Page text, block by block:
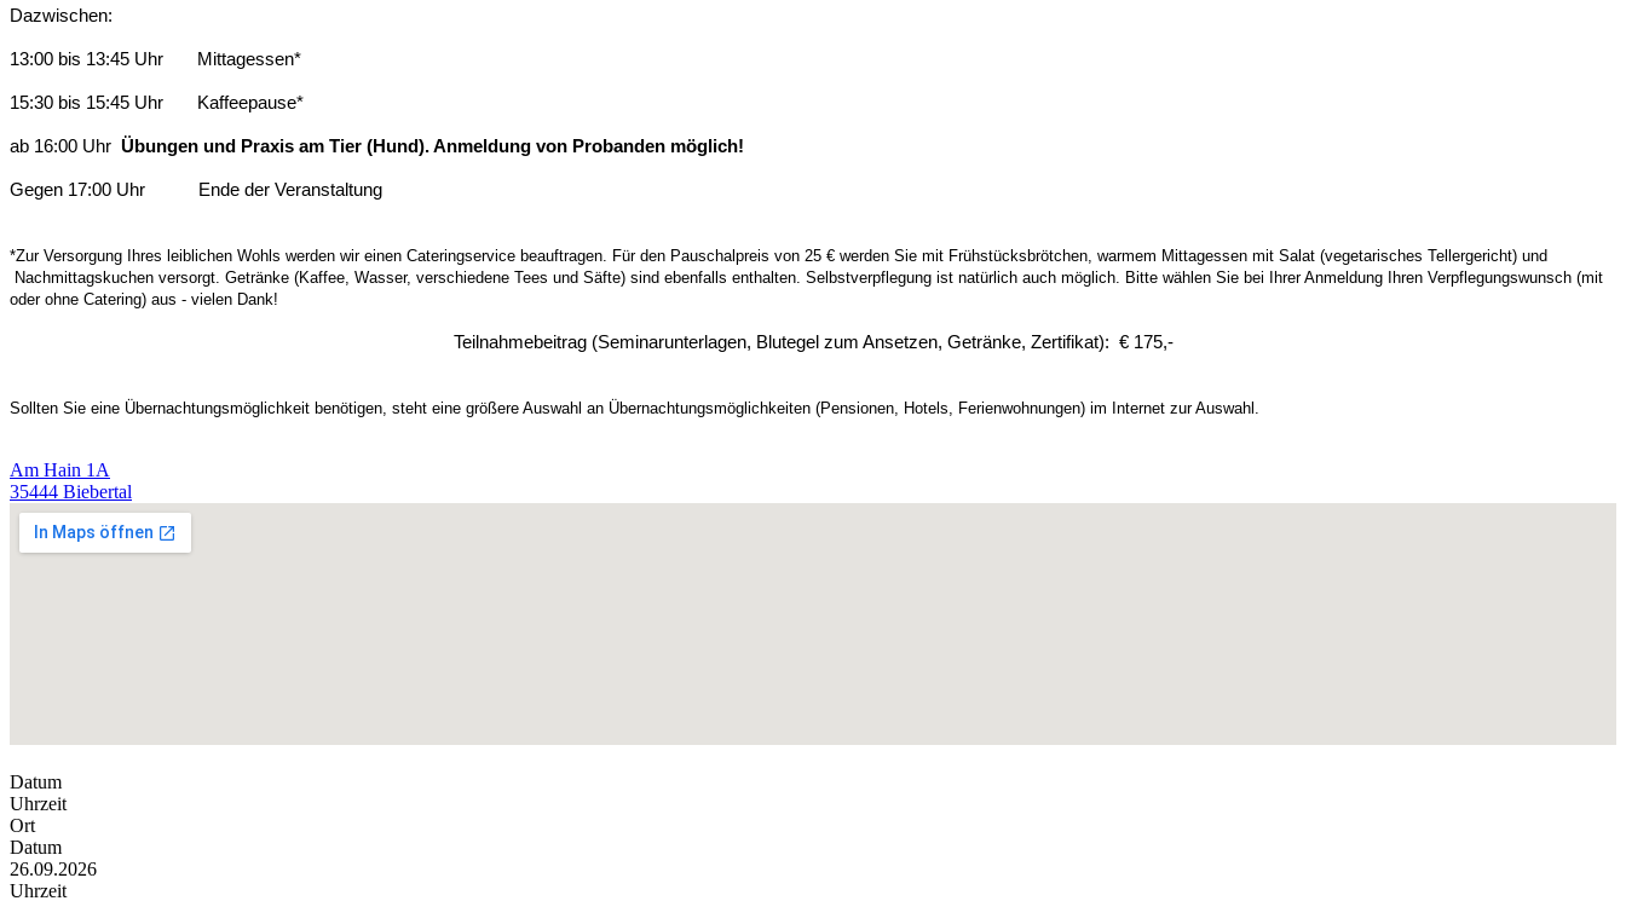
Dazwischen:
13:00 bis 13:45 Uhr Mittagessen*
15:30 bis 15:45 Uhr Kaffeepause*
ab 16:00 Uhr Übungen und Praxis am Tier (Hund). Anmeldung von Probanden möglich!
Gegen 17:00 Uhr Ende der Veranstaltung
*Zur Versorgung Ihres leiblichen Wohls werden wir einen Cateringservice beauftragen. Für den Pauschalpreis von 25 € werden Sie mit Frühstücksbrötchen, warmem Mittagessen mit Salat (vegetarisches Tellergericht) und
Nachmittagskuchen versorgt. Getränke (Kaffee, Wasser, verschiedene Tees und Säfte) sind ebenfalls enthalten. Selbstverpflegung ist natürlich auch möglich. Bitte wählen Sie bei Ihrer Anmeldung Ihren Verpflegungswunsch (mit
oder ohne Catering) aus - vielen Dank!
Teilnahmebeitrag (Seminarunterlagen, Blutegel zum Ansetzen, Getränke, Zertifikat): € 175,-
Sollten Sie eine Übernachtungsmöglichkeit benötigen, steht eine größere Auswahl an Übernachtungsmöglichkeiten (Pensionen, Hotels, Ferienwohnungen) im Internet zur Auswahl.
Am Hain 1A
35444 Biebertal
Datum
Uhrzeit
Ort
Datum
26.09.2026
Uhrzeit